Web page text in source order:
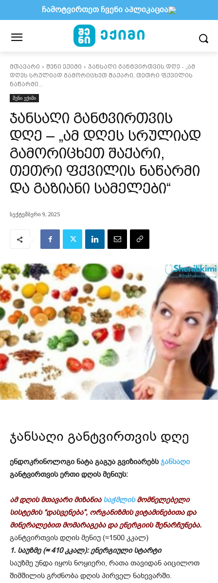
მთავარი შენი ექიმი
ჯანსაღი განტვირთვის დღე - „ამ
დღეს სრულიად გამორიცხეთ შაქარი, თეთრი ფქვილის
ნაწარმი...
შენი ექიმი
ჯანსაღი განტვირთვის
დღე – „ამ დღეს სრულიად
გამორიცხეთ შაქარი,
თეთრი ფქვილის ნაწარმი
და გაზიანი სამელები“
სექტემბერი 9, 2025
ჯანსაღი განტვირთვის დღე
ენდოკრინოლოგი ნატა გაგუა გვიზიარებსჯანსაღი
განტვირთვის ერთი დღის მენიუს:
ამ დღის მთავარი მიზანიასაჭმლისმომნელებელი
სისტემის “დასვენება”, ორგანიზმის ვიტამინებითა და
მინერალებით მომარაგება და ენერგიის შენარჩუნება.
განტვირთვის დღის მენიუ (≈1500 კკალ)
1. საუზმე (≈ 410 კკალ): ენერგიული სტარტი
საუზმე უნდა იყოს ნოყიერი, რათა თავიდან აიცილოთ
შიმშილის გრძნობა დღის პირველ ნახევარში.
ჩამოტვირთეთ ჩვენი აპლიკაცია